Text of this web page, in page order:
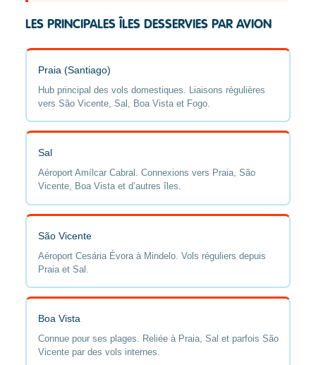
LES PRINCIPALES ÎLES DESSERVIES PAR AVION
Praia (Santiago)
Hub principal des vols domestiques. Liaisons régulières
vers São Vicente, Sal, Boa Vista et Fogo.
Sal
Aéroport Amílcar Cabral. Connexions vers Praia, São
Vicente, Boa Vista et d’autres îles.
São Vicente
Aéroport Cesária Évora à Mindelo. Vols réguliers depuis
Praia et Sal.
Boa Vista
Connue pour ses plages. Reliée à Praia, Sal et parfois São
Vicente par des vols internes.